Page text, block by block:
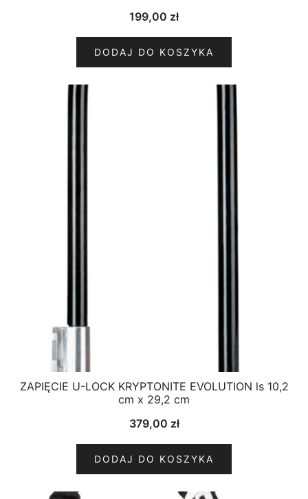
199,00 zł
DODAJ DO KOSZYKA
ZAPIĘCIE U-LOCK KRYPTONITE EVOLUTION ls 10,2
cm x 29,2 cm
379,00 zł
DODAJ DO KOSZYKA